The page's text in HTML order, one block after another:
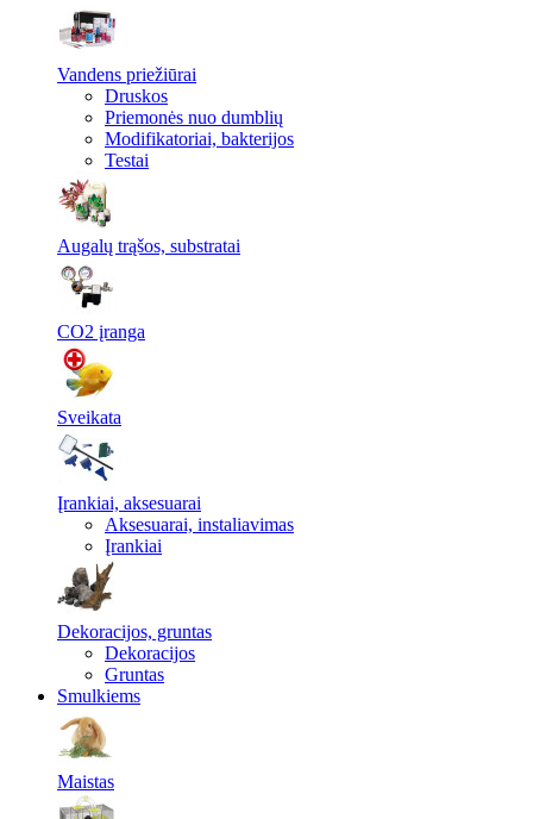
Vandens priežiūrai
Druskos
Priemonės nuo dumblių
Modifikatoriai, bakterijos
Testai
Augalų trąšos, substratai
CO2 įranga
Sveikata
Įrankiai, aksesuarai
Aksesuarai, instaliavimas
Įrankiai
Dekoracijos, gruntas
Dekoracijos
Gruntas
Smulkiems
Maistas